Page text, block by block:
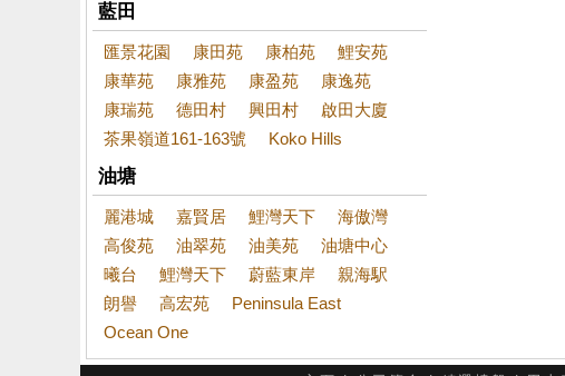
藍田
匯景花園 康田苑 康柏苑
鯉安苑
康華苑
康雅苑 康盈苑
康逸苑
康瑞苑
德田村 興田村
啟田大廈
茶果嶺道161-163號
Koko Hills
油塘
麗港城 嘉賢居 鯉灣天下
海傲灣
高俊苑
油翠苑 油美苑
油塘中心
曦台
鯉灣天下 蔚藍東岸
親海駅
朗譽
高宏苑
Peninsula East
Ocean One